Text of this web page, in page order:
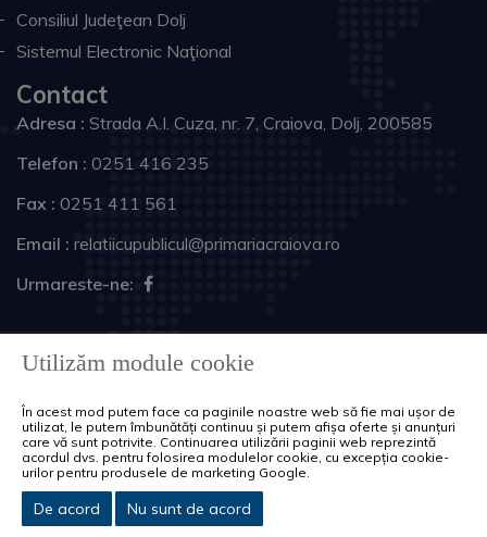
Consiliul Judeţean Dolj
Sistemul Electronic Naţional
Contact
Adresa : Strada A.I. Cuza, nr. 7, Craiova, Dolj, 200585
Telefon : 0251 416 235
Fax : 0251 411 561
Email : relatiicupublicul@primariacraiova.ro
Urmareste-ne:
drepturile rezervate.
Harta site
Politica de cookie-uri
Utilizăm module cookie
În acest mod putem face ca paginile noastre web să fie mai ușor de
utilizat, le putem îmbunătăți continuu și putem afișa oferte și anunțuri
care vă sunt potrivite. Continuarea utilizării paginii web reprezintă
acordul dvs. pentru folosirea modulelor cookie, cu excepția cookie-
urilor pentru produsele de marketing Google.
De acord Nu sunt de acord